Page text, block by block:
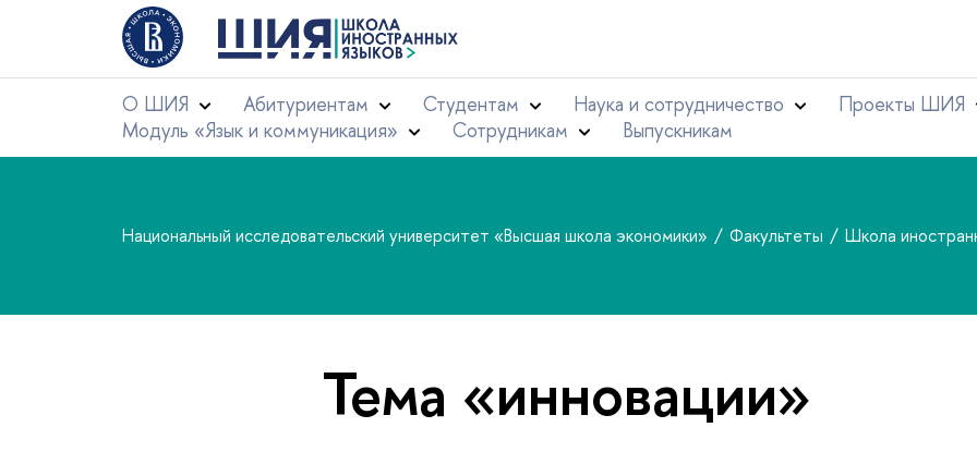
О ШИЯ Абитуриентам Студентам Наука и сотрудничество
Проекты ШИЯ
Модуль «Язык и коммуникация»
Сотрудникам Выпускникам
Национальный исследовательский университет «Высшая школа экономики» Факультеты Школа
Тема «инновации»